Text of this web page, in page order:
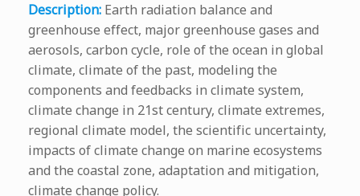
Description: Earth radiation balance and
greenhouse effect, major greenhouse gases and
aerosols, carbon cycle, role of the ocean in global
climate, climate of the past, modeling the
components and feedbacks in climate system,
climate change in 21st century, climate extremes,
regional climate model, the scientific uncertainty,
impacts of climate change on marine ecosystems
and the coastal zone, adaptation and mitigation,
climate change policy.